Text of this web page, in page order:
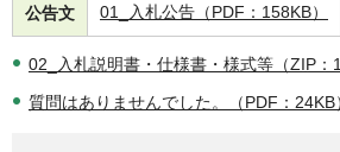
公告文 01_入札公告（PDF：158KB）
02_入札説明書・仕様書・様式等（ZIP：
質問はありませんでした。（PDF：24KB